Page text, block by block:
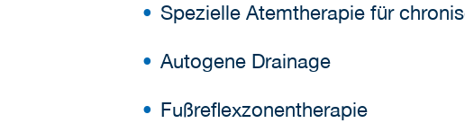
Spezielle Atemtherapie für
Autogene Drainage
Fußreflexzonentherapie